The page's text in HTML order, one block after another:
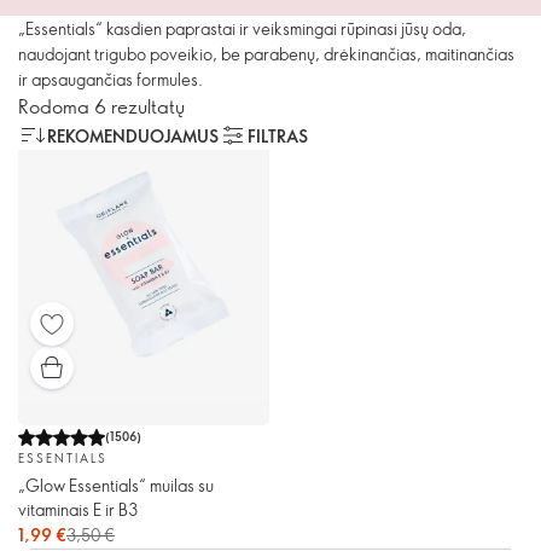
„Essentials“ kasdien paprastai ir veiksmingai rūpinasi jūsų oda,
naudojant trigubo poveikio, be parabenų, drėkinančias, maitinančias
ir apsaugančias formules.
Rodoma 6 rezultatų
REKOMENDUOJAMUS FILTRAS
(1506)
ESSENTIALS
„Glow Essentials“ muilas su
vitaminais E ir B3
1,99 €3,50 €